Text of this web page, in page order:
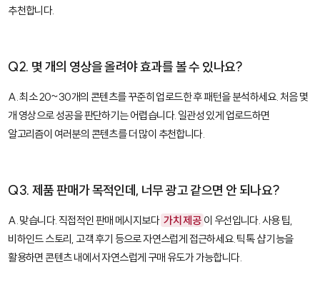
추천합니다.
Q2. 몇 개의 영상을 올려야 효과를 볼 수 있나요?
A. 최소 20~30개의 콘텐츠를 꾸준히 업로드한 후 패턴을 분석하세요. 처음 몇
개 영상으로 성공을 판단하기는 어렵습니다. 일관성 있게 업로드하면
알고리즘이 여러분의 콘텐츠를 더 많이 추천합니다.
Q3. 제품 판매가 목적인데, 너무 광고 같으면 안 되나요?
A. 맞습니다. 직접적인 판매 메시지보다 가치 제공 이 우선입니다. 사용 팁,
비하인드 스토리, 고객 후기 등으로 자연스럽게 접근하세요. 틱톡 샵 기능을
활용하면 콘텐츠 내에서 자연스럽게 구매 유도가 가능합니다.